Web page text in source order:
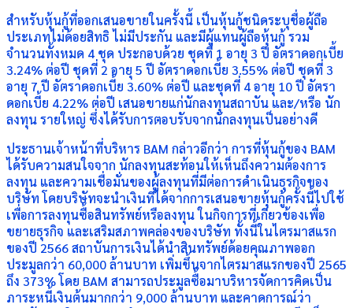
สำหรับหุ้นกู้ที่ออกเสนอขายในครั้งนี้ เป็นหุ้นกู้ชนิดระบุชื่อผู้ถือ
ประเภทไม่ด้อยสิทธิ ไม่มีประกัน และมีผู้แทนผู้ถือหุ้นกู้ รวม
จำนวนทั้งหมด 4 ชุด ประกอบด้วย ชุดที่ 1 อายุ 3 ปี อัตราดอกเบี้ย
3.24% ต่อปี ชุดที่ 2 อายุ 5 ปี อัตราดอกเบี้ย 3.55% ต่อปี ชุดที่ 3
อายุ 7 ปี อัตราดอกเบี้ย 3.60% ต่อปี และชุดที่ 4 อายุ 10 ปี อัตรา
ดอกเบี้ย 4.22% ต่อปี เสนอขายแก่นักลงทุนสถาบัน และ/หรือ นัก
ลงทุน รายใหญ่ ซึ่งได้รับการตอบรับจากนักลงทุนเป็นอย่างดี
ประธานเจ้าหน้าที่บริหาร BAM กล่าวอีกว่า การที่หุ้นกู้ของ BAM
ได้รับความสนใจจาก นักลงทุนสะท้อนให้เห็นถึงความต้องการ
ลงทุน และความเชื่อมั่นของผู้ลงทุนที่มีต่อการดำเนินธุรกิจของ
บริษัท โดยบริษัทจะนำเงินที่ได้จากการเสนอขายหุ้นกู้ครั้งนี้ไปใช้
เพื่อการลงทุนซื้อสินทรัพย์หรือลงทุน ในกิจการที่เกี่ยวข้องเพื่อ
ขยายธุรกิจ และเสริมสภาพคล่องของบริษัท ทั้งนี้ในไตรมาสแรก
ของปี 2566 สถาบันการเงินได้นำสินทรัพย์ด้อยคุณภาพออก
ประมูลกว่า 60,000 ล้านบาท เพิ่มขึ้นจากไตรมาสแรกของปี 2565
ถึง 373% โดย BAM สามารถประมูลซื้อมาบริหารจัดการคิดเป็น
ภาระหนี้เงินต้นมากกว่า 9,000 ล้านบาท และคาดการณ์ว่า